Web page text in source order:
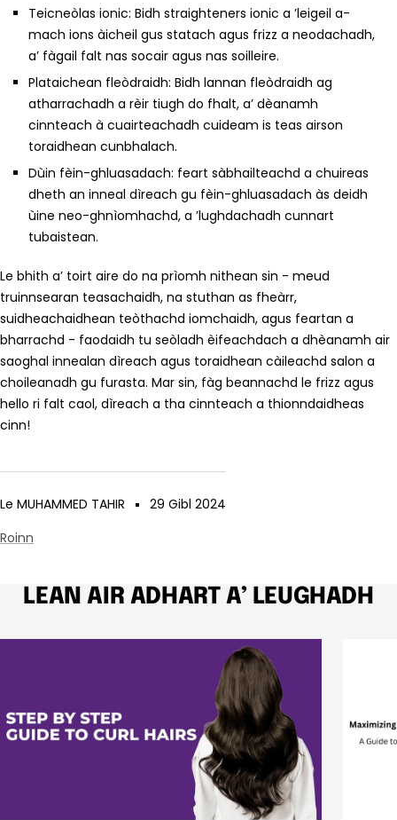
Le MUHAMMED TAHIR
29 Gibl 2024
Roinn
Teicneòlas ionic: Bidh straighteners ionic a ’leigeil a-
mach ions àicheil gus statach agus frizz a neodachadh,
a’ fàgail falt nas socair agus nas soilleire.
Plataichean fleòdraidh: Bidh lannan fleòdraidh ag
atharrachadh a rèir tiugh do fhalt, a’ dèanamh
cinnteach à cuairteachadh cuideam is teas airson
toraidhean cunbhalach.
Dùin fèin-ghluasadach: feart sàbhailteachd a chuireas
dheth an inneal dìreach gu fèin-ghluasadach às deidh
ùine neo-ghnìomhachd, a ’lughdachadh cunnart
tubaistean.
Le bhith a’ toirt aire do na prìomh nithean sin - meud
truinnsearan teasachaidh, na stuthan as fheàrr,
suidheachaidhean teòthachd iomchaidh, agus feartan a
bharrachd - faodaidh tu seòladh èifeachdach a dhèanamh air
saoghal innealan dìreach agus toraidhean càileachd salon a
choileanadh gu furasta. Mar sin, fàg beannachd le frizz agus
hello ri falt caol, dìreach a tha cinnteach a thionndaidheas
cinn!
LEAN AIR ADHART A’ LEUGHADH